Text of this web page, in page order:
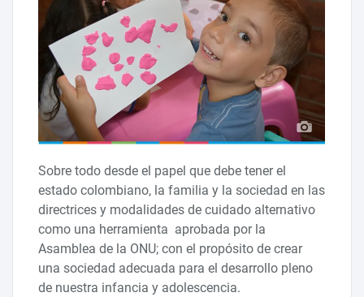
Sobre todo desde el papel que debe tener el
estado colombiano, la familia y la sociedad en las
directrices y modalidades de cuidado alternativo
como una herramienta aprobada por la
Asamblea de la ONU; con el propósito de crear
una sociedad adecuada para el desarrollo pleno
de nuestra infancia y adolescencia.